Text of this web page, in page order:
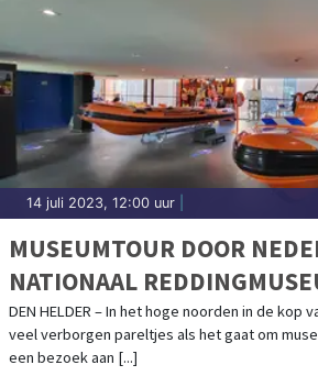
14 juli 2023, 12:00 uur
MUSEUMTOUR DOOR
NATIONAAL
RIJKERS
DEN HELDER – In het hoge noorden in de kop
veel verborgen pareltjes als het gaat om
een bezoek aan [...]